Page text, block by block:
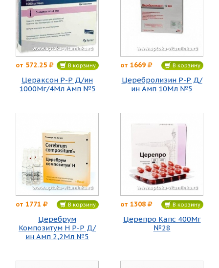
от 572.25 В корзину
Цераксон Р-Р Д/ин
1000Мг/4Мл Амп №5
от 1669 В корзину
Церебролизин Р-Р Д/
ин Амп 10Мл №5
от 1771 В корзину
Церебрум
Композитум Н Р-Р Д/
ин Амп 2,2Мл №5
от 1308 В корзину
Церепро Капс 400Мг
№28